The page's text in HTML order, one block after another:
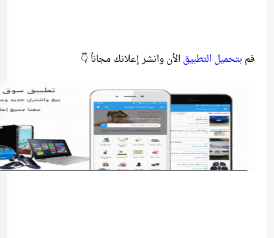
قم بتحميل التطبيق الأن وانشر إعلانك مجاناً 👇